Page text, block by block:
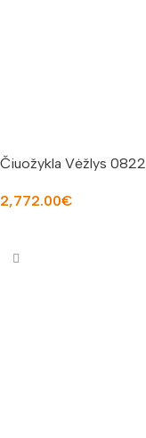
Čiuožykla Vėžlys 0822
2,772.00€